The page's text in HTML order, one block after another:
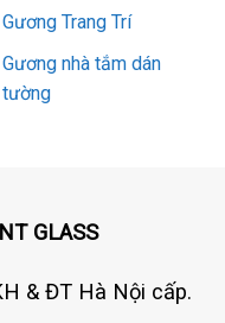
Gương Trang Trí
Gương nhà tắm dán
tường
GLASS
& ĐT Hà Nội cấp.